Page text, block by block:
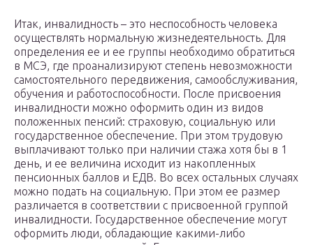
Итак, инвалидность – это неспособность человека
осуществлять нормальную жизнедеятельность. Для
определения ее и ее группы необходимо обратиться
в МСЭ, где проанализируют степень невозможности
самостоятельного передвижения, самообслуживания,
обучения и работоспособности. После присвоения
инвалидности можно оформить один из видов
положенных пенсий: страховую, социальную или
государственное обеспечение. При этом трудовую
выплачивают только при наличии стажа хотя бы в 1
день, и ее величина исходит из накопленных
пенсионных баллов и ЕДВ. Во всех остальных случаях
можно подать на социальную. При этом ее размер
различается в соответствии с присвоенной группой
инвалидности. Государственное обеспечение могут
оформить люди, обладающие какими-либо